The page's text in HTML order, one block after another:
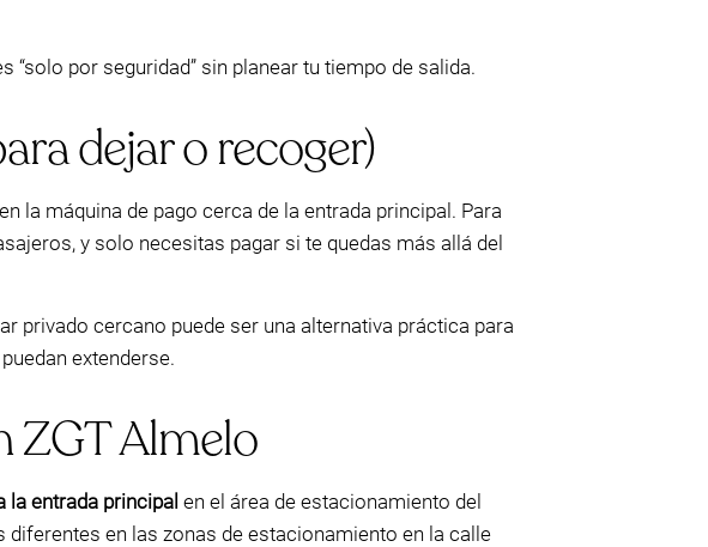
por seguridad” sin planear tu tiempo de salida.
dejar o recoger)
la máquina de pago cerca de la entrada principal. Para
y solo necesitas pagar si te quedas más allá del
privado cercano puede ser una alternativa práctica para
extenderse.
ZGT Almelo
la entrada principal en el área de estacionamiento del
en las zonas de estacionamiento en la calle